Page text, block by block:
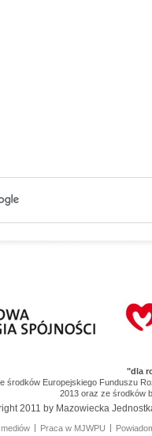
"dla
środków Europejskiego Funduszu
2013 oraz ze środków
2011 by Mazowiecka
Praca w MJWPU